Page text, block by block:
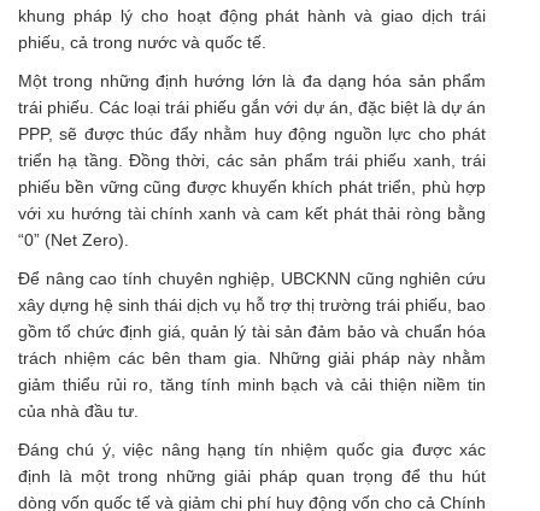
khung pháp lý cho hoạt động phát hành và giao dịch trái
phiếu, cả trong nước và quốc tế.
Một trong những định hướng lớn là đa dạng hóa sản phẩm
trái phiếu. Các loại trái phiếu gắn với dự án, đặc biệt là dự án
PPP, sẽ được thúc đẩy nhằm huy động nguồn lực cho phát
triển hạ tầng. Đồng thời, các sản phẩm trái phiếu xanh, trái
phiếu bền vững cũng được khuyến khích phát triển, phù hợp
với xu hướng tài chính xanh và cam kết phát thải ròng bằng
“0” (Net Zero).
Để nâng cao tính chuyên nghiệp, UBCKNN cũng nghiên cứu
xây dựng hệ sinh thái dịch vụ hỗ trợ thị trường trái phiếu, bao
gồm tổ chức định giá, quản lý tài sản đảm bảo và chuẩn hóa
trách nhiệm các bên tham gia. Những giải pháp này nhằm
giảm thiểu rủi ro, tăng tính minh bạch và cải thiện niềm tin
của nhà đầu tư.
Đáng chú ý, việc nâng hạng tín nhiệm quốc gia được xác
định là một trong những giải pháp quan trọng để thu hút
dòng vốn quốc tế và giảm chi phí huy động vốn cho cả Chính